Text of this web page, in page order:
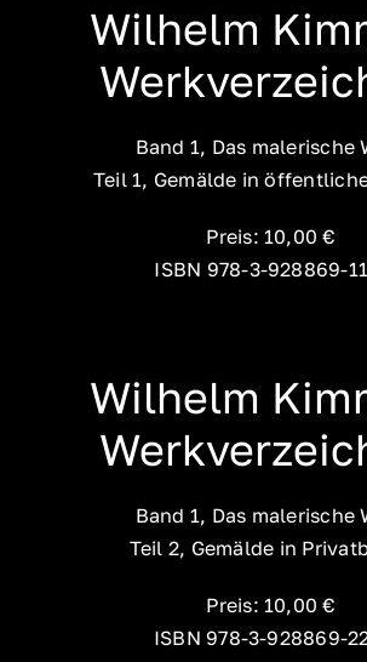
Wilhelm
Band 1, Das malerische
Teil 1, Gemälde in
Preis: 10,00 €
ISBN 978-3-928869-
Wilhelm
Band 1, Das malerische
Teil 2, Gemälde in
Preis: 10,00 €
ISBN 978-3-928869-